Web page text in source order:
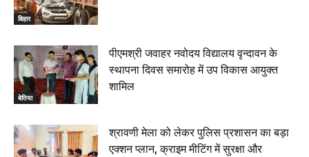
थानाध्यक्ष ने किया निरीक्षण, 19 June 2026
00:58
बेतिया में सगे भाई ने मां के साथ मिलकर की भाई की हत्या, शव
जलाया, दोनों गिरफ्तार, 14 June 2026
00:12
मोतिहारी। NDA सरकार, 12 साल विश्वास के, मीडिया संवाद में
सांसद रधामोहन सिंह, 13 June 2026
02:19
बिहार
बेतिया
पीएमश्री जवाहर नवोदय विद्यालय वृन्दावन के
स्थापना दिवस समारोह में उप विकास आयुक्त
शामिल
श्रावणी मेला को लेकर पुलिस प्रशासन का बड़ा
एक्शन प्लान, क्राइम मीटिंग में सुरक्षा और